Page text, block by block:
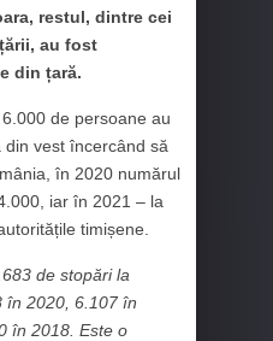
restul, dintre cei
au fost
din țară.
de persoane au
vest încercând să
în 2020 numărul
iar în 2021 – la
timișene.
de stopări la
în 2020, 6.107 în
în 2018. Este o